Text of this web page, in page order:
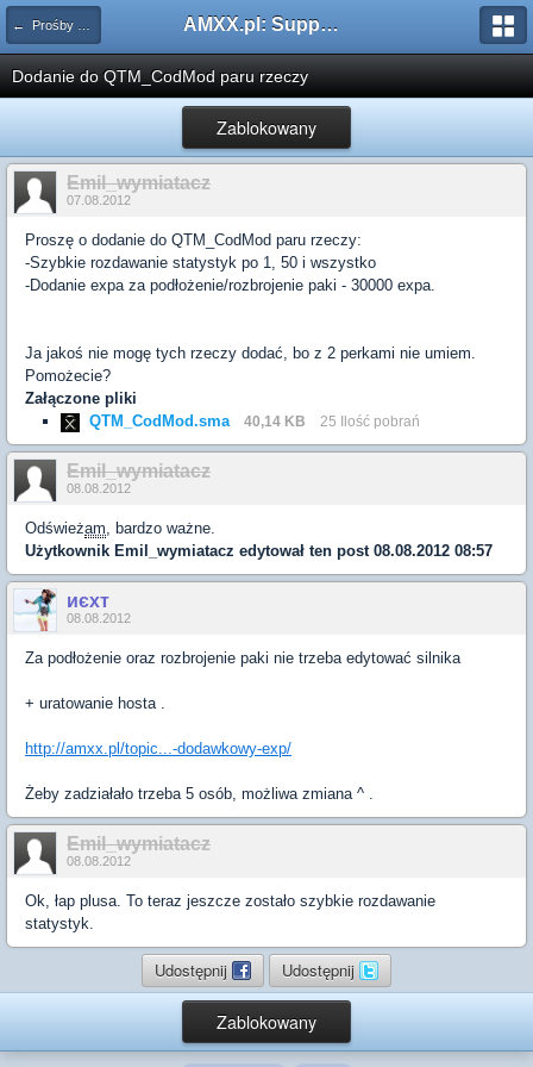
← Prośby o modyfikacje silników/klas/perków AMXX.pl: Support AMX Mod X i SourceMod
Dodanie do QTM_CodMod paru rzeczy
Zablokowany
Emil_wymiatacz
07.08.2012
Proszę o dodanie do QTM_CodMod paru rzeczy:
-Szybkie rozdawanie statystyk po 1, 50 i wszystko
-Dodanie expa za podłożenie/rozbrojenie paki - 30000 expa.
Ja jakoś nie mogę tych rzeczy dodać, bo z 2 perkami nie umiem.
Pomożecie?
Załączone pliki
QTM_CodMod.sma
40,14 KB 25 Ilość pobrań
Emil_wymiatacz
08.08.2012
Odświeżam, bardzo ważne.
Użytkownik Emil_wymiatacz edytował ten post 08.08.2012 08:57
иєxт
08.08.2012
Za podłożenie oraz rozbrojenie paki nie trzeba edytować silnika
+ uratowanie hosta .
http://amxx.pl/topic...-dodawkowy-exp/
Żeby zadziałało trzeba 5 osób, możliwa zmiana ^ .
Emil_wymiatacz
08.08.2012
Ok, łap plusa. To teraz jeszcze zostało szybkie rozdawanie
statystyk.
Udostępnij Udostępnij
Zablokowany